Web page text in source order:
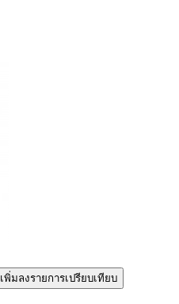
เพิ่มลงรายการเปรียบเทียบ